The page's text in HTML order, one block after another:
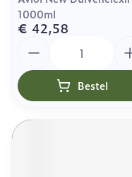
1000ml
€ 42,58
Bestel